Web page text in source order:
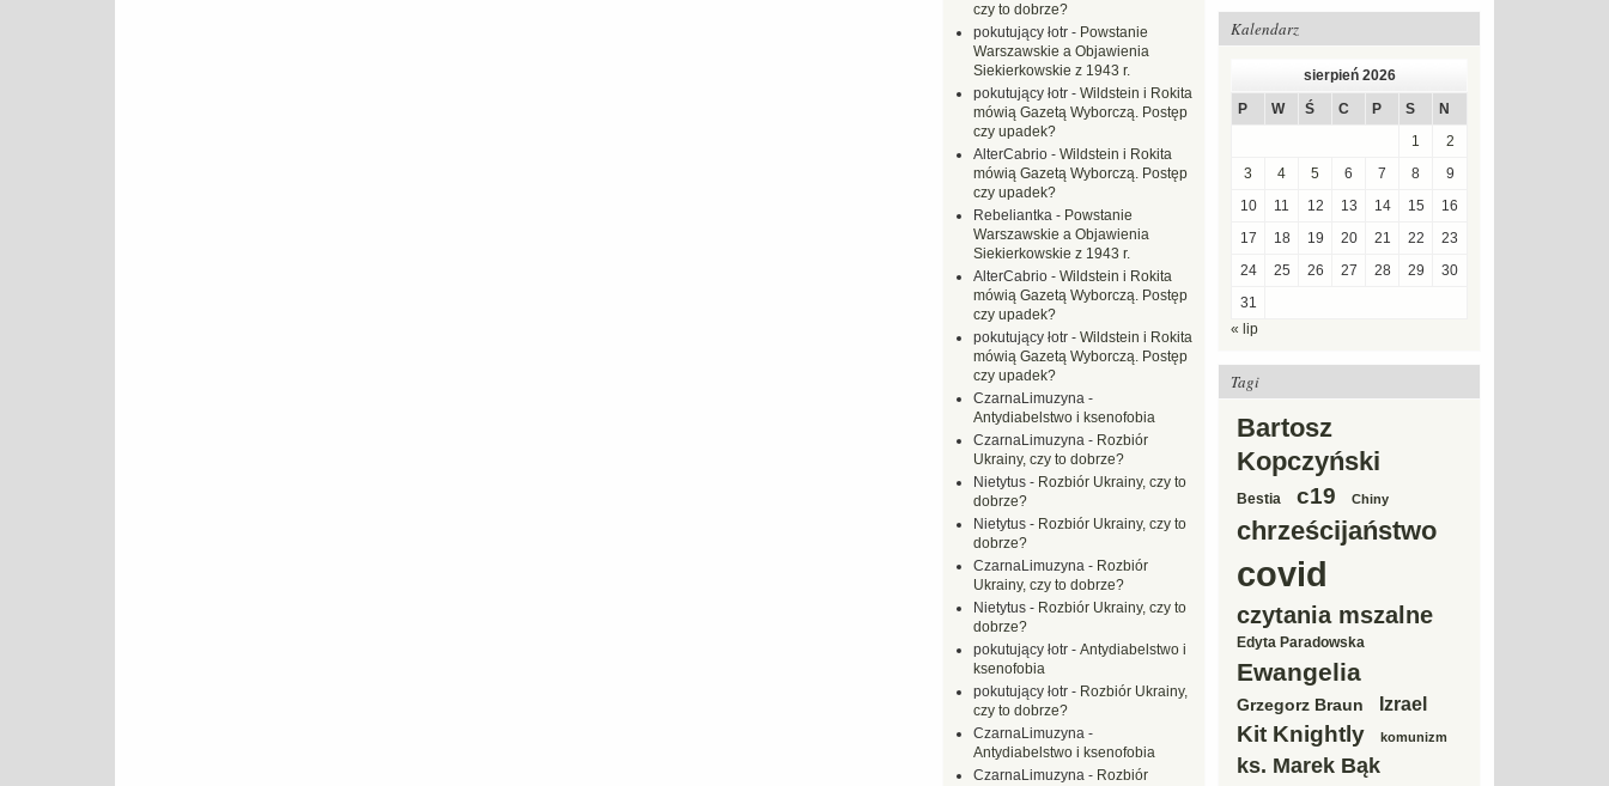
Kalendarz
sierpień 2026
P
W Ś C P S
N
1
2
3
4 5 6 7 8
9
10
11 12 13 14 15
16
17
18 19 20 21 22
23
24
25 26 27 28 29
30
31
« lip
Tagi
Bartosz
Kopczyński
Bestia c19 Chiny
chrześcijaństwo
covid
czytania mszalne
Edyta Paradowska
Ewangelia
Grzegorz Braun Izrael
Kit Knightly komunizm
ks. Marek Bąk
czy to dobrze?
pokutujący łotr - Powstanie
Warszawskie a Objawienia
Siekierkowskie z 1943 r.
pokutujący łotr - Wildstein i Rokita
mówią Gazetą Wyborczą. Postęp
czy upadek?
AlterCabrio - Wildstein i Rokita
mówią Gazetą Wyborczą. Postęp
czy upadek?
Rebeliantka - Powstanie
Warszawskie a Objawienia
Siekierkowskie z 1943 r.
AlterCabrio - Wildstein i Rokita
mówią Gazetą Wyborczą. Postęp
czy upadek?
pokutujący łotr - Wildstein i Rokita
mówią Gazetą Wyborczą. Postęp
czy upadek?
CzarnaLimuzyna -
Antydiabelstwo i ksenofobia
CzarnaLimuzyna - Rozbiór
Ukrainy, czy to dobrze?
Nietytus - Rozbiór Ukrainy, czy to
dobrze?
Nietytus - Rozbiór Ukrainy, czy to
dobrze?
CzarnaLimuzyna - Rozbiór
Ukrainy, czy to dobrze?
Nietytus - Rozbiór Ukrainy, czy to
dobrze?
pokutujący łotr - Antydiabelstwo i
ksenofobia
pokutujący łotr - Rozbiór Ukrainy,
czy to dobrze?
CzarnaLimuzyna -
Antydiabelstwo i ksenofobia
CzarnaLimuzyna - Rozbiór